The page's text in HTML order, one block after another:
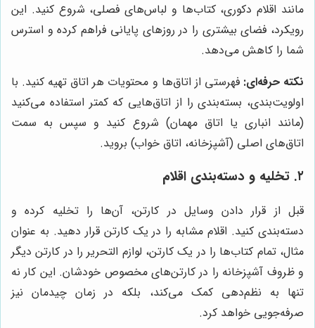
مانند اقلام دکوری، کتاب‌ها و لباس‌های فصلی، شروع کنید. این
رویکرد، فضای بیشتری را در روزهای پایانی فراهم کرده و استرس
شما را کاهش می‌دهد.
نکته حرفه‌ای: فهرستی از اتاق‌ها و محتویات هر اتاق تهیه کنید. با
اولویت‌بندی، بسته‌بندی را از اتاق‌هایی که کمتر استفاده می‌کنید
(مانند انباری یا اتاق مهمان) شروع کنید و سپس به سمت
اتاق‌های اصلی (آشپزخانه، اتاق خواب) بروید.
۲. تخلیه و دسته‌بندی اقلام
قبل از قرار دادن وسایل در کارتن، آن‌ها را تخلیه کرده و
دسته‌بندی کنید. اقلام مشابه را در یک کارتن قرار دهید. به عنوان
مثال، تمام کتاب‌ها را در یک کارتن، لوازم التحریر را در کارتن دیگر
و ظروف آشپزخانه را در کارتن‌های مخصوص خودشان. این کار نه
تنها به نظم‌دهی کمک می‌کند، بلکه در زمان چیدمان نیز
صرفه‌جویی خواهد کرد.